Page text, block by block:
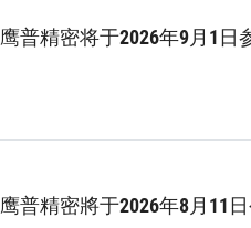
鹰普精密将于2026年9月1
鹰普精密將于2026年8月11